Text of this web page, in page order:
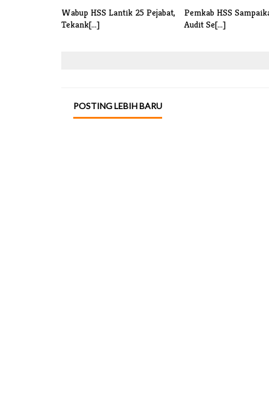
Wabup HSS Lantik 25 Pejabat,
Tekank[...]
Pemkab HSS
Audit Se[...]
POSTING LEBIH BARU